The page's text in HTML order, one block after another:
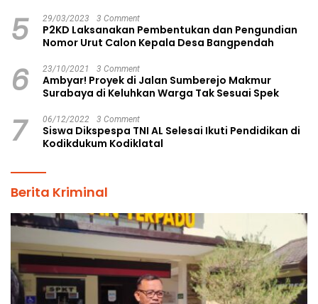
5 29/03/2023 3 Comment
P2KD Laksanakan Pembentukan dan Pengundian
Nomor Urut Calon Kepala Desa Bangpendah
6 23/10/2021 3 Comment
Ambyar! Proyek di Jalan Sumberejo Makmur
Surabaya di Keluhkan Warga Tak Sesuai Spek
7 06/12/2022 3 Comment
Siswa Dikspespa TNI AL Selesai Ikuti Pendidikan di
Kodikdukum Kodiklatal
Berita Kriminal